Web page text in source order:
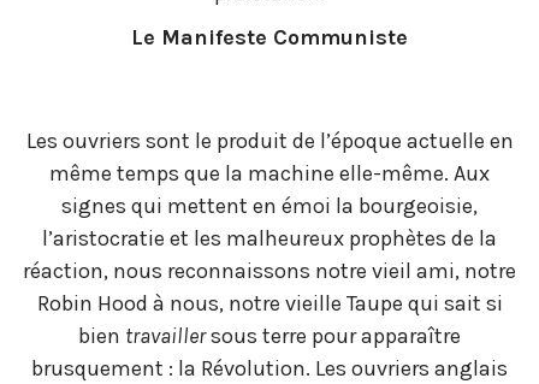
Le Manifeste Communiste
Les ouvriers sont le produit de l’époque actuelle en
même temps que la machine elle-même. Aux
signes qui mettent en émoi la bourgeoisie,
l’aristocratie et les malheureux prophètes de la
réaction, nous reconnaissons notre vieil ami, notre
Robin Hood à nous, notre vieille Taupe qui sait si
bien travaillersous terre pour apparaître
brusquement : la Révolution. Les ouvriers anglais